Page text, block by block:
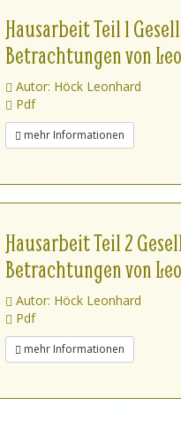
Hausarbeit Teil 1
Betrachtungen von
Autor: Höck Leonhard
Pdf
mehr Informationen
Hausarbeit Teil 2
Betrachtungen von
Autor: Höck Leonhard
Pdf
mehr Informationen